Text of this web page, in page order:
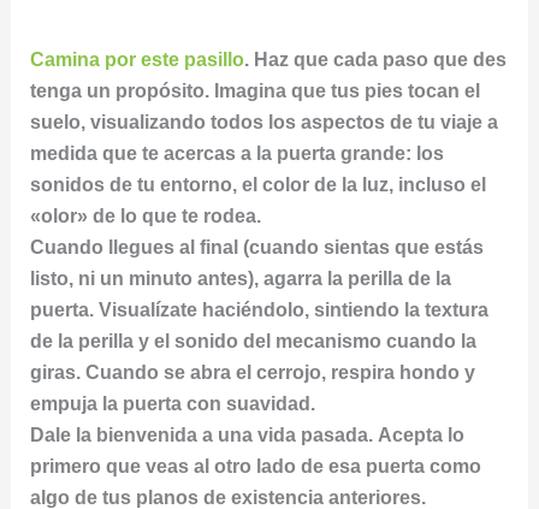
Camina por este pasillo. Haz que cada paso que des
tenga un propósito. Imagina que tus pies tocan el
suelo, visualizando todos los aspectos de tu viaje a
medida que te acercas a la puerta grande: los
sonidos de tu entorno, el color de la luz, incluso el
«olor» de lo que te rodea.
Cuando llegues al final (cuando sientas que estás
listo, ni un minuto antes), agarra la perilla de la
puerta. Visualízate haciéndolo, sintiendo la textura
de la perilla y el sonido del mecanismo cuando la
giras. Cuando se abra el cerrojo, respira hondo y
empuja la puerta con suavidad.
Dale la bienvenida a una vida pasada. Acepta lo
primero que veas al otro lado de esa puerta como
algo de tus planos de existencia anteriores.